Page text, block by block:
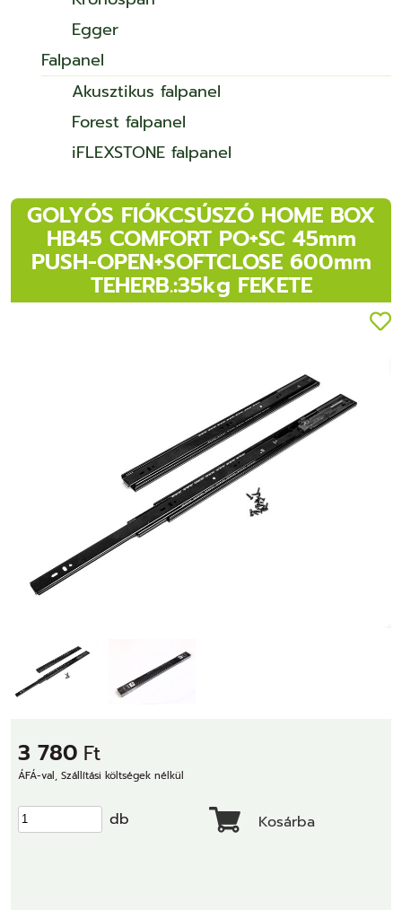
Egger
Falpanel
Akusztikus falpanel
Forest falpanel
iFLEXSTONE falpanel
GOLYÓS FIÓKCSÚSZÓ HOME BOX
HB45 COMFORT PO+SC 45mm
PUSH-OPEN+SOFTCLOSE 600mm
TEHERB.:35kg FEKETE
3 780 Ft
ÁFÁ-val, Szállítási költségek nélkül
db Kosárba